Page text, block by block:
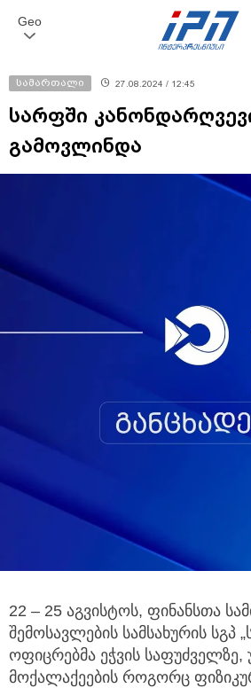
Geo
სამართალი 27.08.2024 / 12:45
სარფში
გამოვლინდა
22 – 25 აგვისტოს, ფინანსთა
შემოსავლების სამსახურის სგპ
ოფიცრებმა ეჭვის საფუძველზე,
მოქალაქეების როგორც